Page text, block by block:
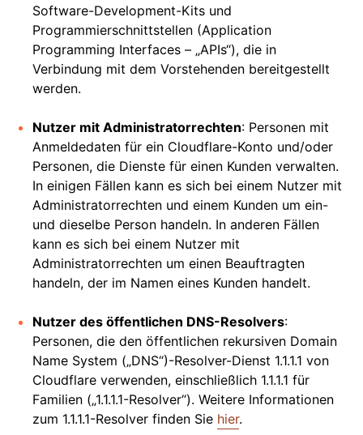
Software-Development-Kits und
Programmierschnittstellen (Application
Programming Interfaces – „APIs“), die in
Verbindung mit dem Vorstehenden bereitgestellt
werden.
Nutzer mit Administratorrechten: Personen mit
Anmeldedaten für ein Cloudflare-Konto und/oder
Personen, die Dienste für einen Kunden verwalten.
In einigen Fällen kann es sich bei einem Nutzer mit
Administratorrechten und einem Kunden um ein-
und dieselbe Person handeln. In anderen Fällen
kann es sich bei einem Nutzer mit
Administratorrechten um einen Beauftragten
handeln, der im Namen eines Kunden handelt.
Nutzer des öffentlichen DNS-Resolvers:
Personen, die den öffentlichen rekursiven Domain
Name System („DNS“)-Resolver-Dienst 1.1.1.1 von
Cloudflare verwenden, einschließlich 1.1.1.1 für
Familien („1.1.1.1-Resolver“). Weitere Informationen
zum 1.1.1.1-Resolver finden Sie hier.